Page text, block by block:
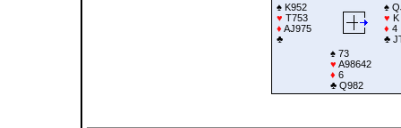
♠K952
♥ T753
♦ AJ975
♣
♠
♥ K
♦ 4
♣
♠73
♥ A98642
♦ 6
♣Q982